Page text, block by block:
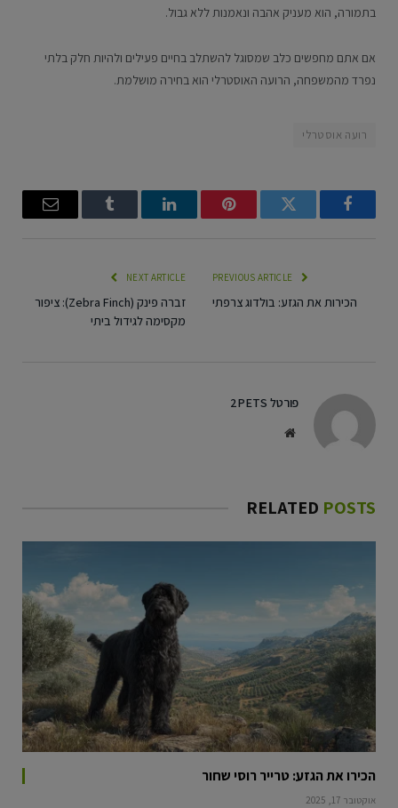
בתמורה, הוא מעניק אהבה ונאמנות ללא גבול.
אם אתם מחפשים כלב שמסוגל להשתלב בחיים פעילים ולהיות חלק בלתי
נפרד מהמשפחה, הרועה האוסטרלי הוא בחירה מושלמת.
רועה אוסטרלי
Facebook
Twitter
Pinterest
LinkedIn
Tumblr
Email
הכירות את הגזע: בולדוג צרפתי
NEXT ARTICLE
זברה פינק (Zebra Finch): ציפור
מקסימה לגידול ביתי
פורטל 2PETS
Website
RELATED POSTS
הכירו את הגזע: טרייר רוסי שחור
אוקטובר 17, 2025